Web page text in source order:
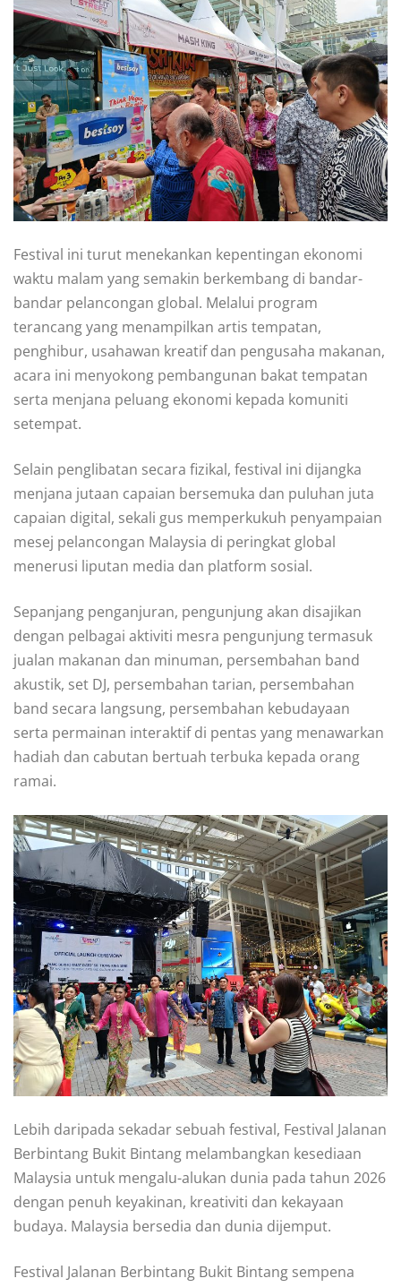
Festival ini turut menekankan kepentingan ekonomi
waktu malam yang semakin berkembang di bandar-
bandar pelancongan global. Melalui program
terancang yang menampilkan artis tempatan,
penghibur, usahawan kreatif dan pengusaha makanan,
acara ini menyokong pembangunan bakat tempatan
serta menjana peluang ekonomi kepada komuniti
setempat.
Selain penglibatan secara fizikal, festival ini dijangka
menjana jutaan capaian bersemuka dan puluhan juta
capaian digital, sekali gus memperkukuh penyampaian
mesej pelancongan Malaysia di peringkat global
menerusi liputan media dan platform sosial.
Sepanjang penganjuran, pengunjung akan disajikan
dengan pelbagai aktiviti mesra pengunjung termasuk
jualan makanan dan minuman, persembahan band
akustik, set DJ, persembahan tarian, persembahan
band secara langsung, persembahan kebudayaan
serta permainan interaktif di pentas yang menawarkan
hadiah dan cabutan bertuah terbuka kepada orang
ramai.
Lebih daripada sekadar sebuah festival, Festival Jalanan
Berbintang Bukit Bintang melambangkan kesediaan
Malaysia untuk mengalu-alukan dunia pada tahun 2026
dengan penuh keyakinan, kreativiti dan kekayaan
budaya. Malaysia bersedia dan dunia dijemput.
Festival Jalanan Berbintang Bukit Bintang sempena